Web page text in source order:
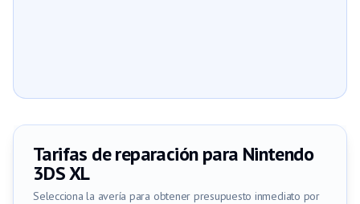
Tarifas de reparación para Nintendo
3DS XL
Selecciona la avería para obtener presupuesto inmediato por